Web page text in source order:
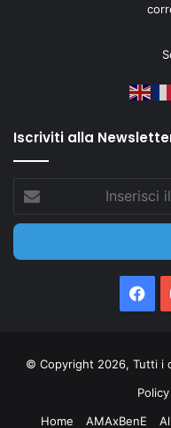
Iscriviti alla
tuo
mail
© Copyright 2026, Tutti i
Policy
Home
AMAxBenE